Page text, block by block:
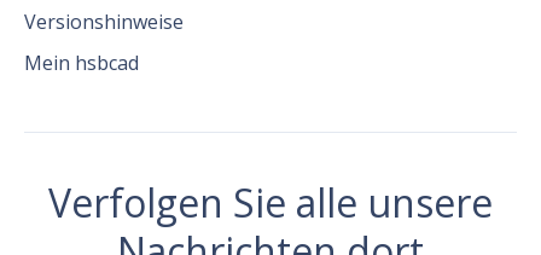
Versionshinweise
Mein hsbcad
Verfolgen Sie alle unsere